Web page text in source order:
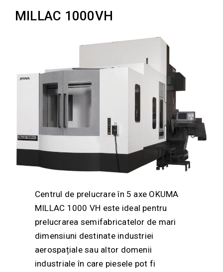
MILLAC 1000VH
Centrul de prelucrare în 5 axe OKUMA
MILLAC 1000 VH este ideal pentru
prelucrarea semifabricatelor de mari
dimensiuni destinate industriei
aerospațiale sau altor domenii
industriale în care piesele pot fi